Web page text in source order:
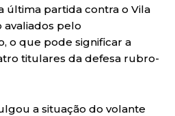
última partida contra o Vila
avaliados pelo
o que pode significar a
titulares da defesa rubro-
a situação do volante